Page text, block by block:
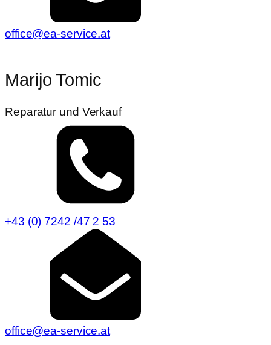
office@ea-service.at
Marijo Tomic
Reparatur und Verkauf
+43 (0) 7242 /47 2 53
office@ea-service.at